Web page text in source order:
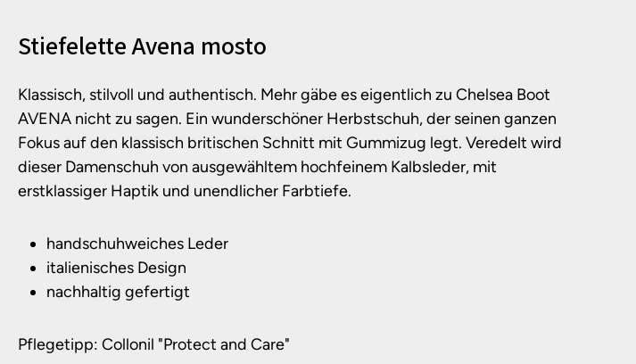
Produktinformationen
Stiefelette Avena mosto
Klassisch, stilvoll und authentisch. Mehr gäbe es eigentlich zu Chelsea Boot
AVENA nicht zu sagen. Ein wunderschöner Herbstschuh, der seinen ganzen
Fokus auf den klassisch britischen Schnitt mit Gummizug legt. Veredelt wird
dieser Damenschuh von ausgewähltem hochfeinem Kalbsleder, mit
erstklassiger Haptik und unendlicher Farbtiefe.
handschuhweiches Leder
italienisches Design
nachhaltig gefertigt
Pflegetipp: Collonil "Protect and Care"